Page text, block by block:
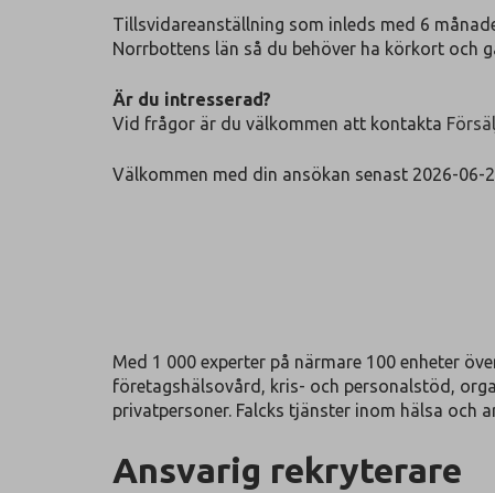
Tillsvidareanställning som inleds med 6
Norrbottens län så du behöver ha körkort och
Är du intresserad?
Vid frågor är du välkommen att kontakta
Välkommen med din ansökan senast 2026-
Med 1 000 experter på närmare 100 enheter
företagshälsovård, kris- och personalstöd,
privatpersoner. Falcks tjänster inom hälsa och
Ansvarig rekryterare